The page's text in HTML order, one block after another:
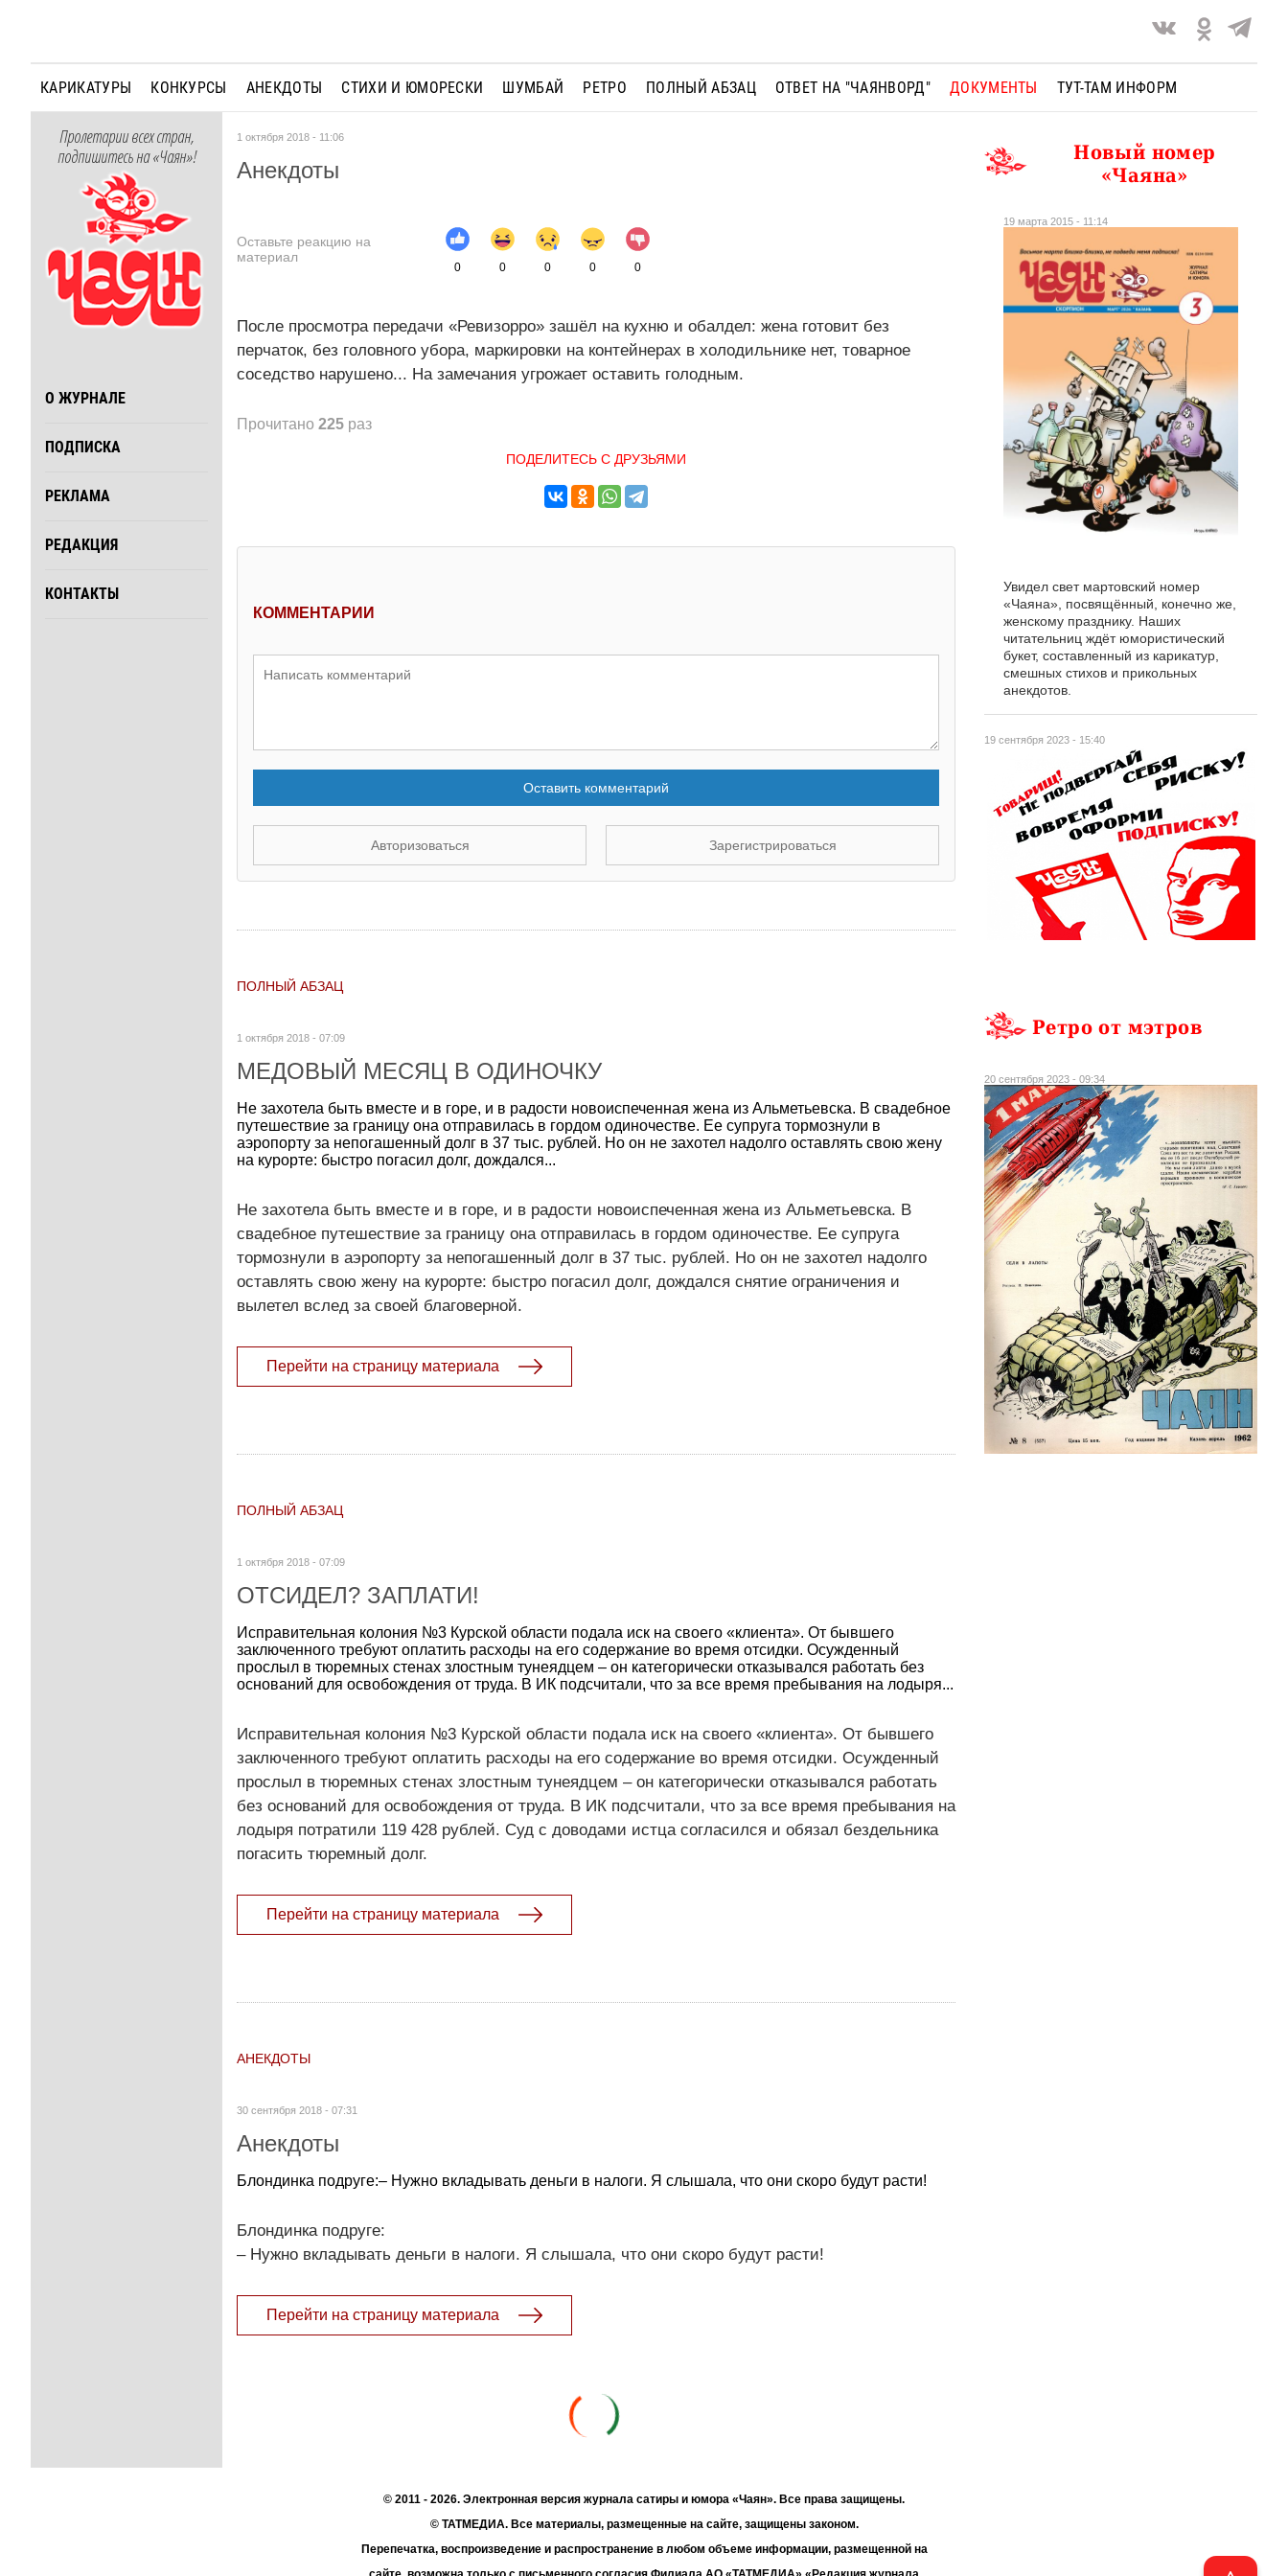
КАРИКАТУРЫ КОНКУРСЫ АНЕКДОТЫ СТИХИ И ЮМОРЕСКИ ШУМБАЙ РЕТРО ПОЛНЫЙ АБЗАЦ ОТВЕТ НА "ЧАЯНВОРД" ДОКУМЕНТЫ ТУТ-ТАМ ИНФОРМ
Пролетарии всех стран,
подпишитесь на «Чаян»!
О ЖУРНАЛЕ
ПОДПИСКА
РЕКЛАМА
РЕДАКЦИЯ
КОНТАКТЫ
1 октября 2018 - 11:06
Анекдоты
Оставьте реакцию на
материал
0 0 0 0 0
После просмотра передачи «Ревизорро» зашёл на кухню и обалдел: жена готовит без
перчаток, без головного убора, маркировки на контейнерах в холодильнике нет, товарное
соседство нарушено... На замечания угрожает оставить голодным.
Прочитано 225 раз
ПОДЕЛИТЕСЬ С ДРУЗЬЯМИ
КОММЕНТАРИИ
Оставить комментарий
Авторизоваться Зарегистрироваться
ПОЛНЫЙ АБЗАЦ
1 октября 2018 - 07:09
МЕДОВЫЙ МЕСЯЦ В ОДИНОЧКУ
Не захотела быть вместе и в горе, и в радости новоиспеченная жена из Альметьевска. В свадебное
путешествие за границу она отправилась в гордом одиночестве. Ее супруга тормознули в
аэропорту за непогашенный долг в 37 тыс. рублей. Но он не захотел надолго оставлять свою жену
на курорте: быстро погасил долг, дождался...
Не захотела быть вместе и в горе, и в радости новоиспеченная жена из Альметьевска. В
свадебное путешествие за границу она отправилась в гордом одиночестве. Ее супруга
тормознули в аэропорту за непогашенный долг в 37 тыс. рублей. Но он не захотел надолго
оставлять свою жену на курорте: быстро погасил долг, дождался снятие ограничения и
вылетел вслед за своей благоверной.
Перейти на страницу материала
ПОЛНЫЙ АБЗАЦ
1 октября 2018 - 07:09
ОТСИДЕЛ? ЗАПЛАТИ!
Исправительная колония №3 Курской области подала иск на своего «клиента». От бывшего
заключенного требуют оплатить расходы на его содержание во время отсидки. Осужденный
прослыл в тюремных стенах злостным тунеядцем – он категорически отказывался работать без
оснований для освобождения от труда. В ИК подсчитали, что за все время пребывания на лодыря...
Исправительная колония №3 Курской области подала иск на своего «клиента». От бывшего
заключенного требуют оплатить расходы на его содержание во время отсидки. Осужденный
прослыл в тюремных стенах злостным тунеядцем – он категорически отказывался работать
без оснований для освобождения от труда. В ИК подсчитали, что за все время пребывания на
лодыря потратили 119 428 рублей. Суд с доводами истца согласился и обязал бездельника
погасить тюремный долг.
Перейти на страницу материала
АНЕКДОТЫ
30 сентября 2018 - 07:31
Анекдоты
Блондинка подруге:– Нужно вкладывать деньги в налоги. Я слышала, что они скоро будут расти!
Блондинка подруге:
– Нужно вкладывать деньги в налоги. Я слышала, что они скоро будут расти!
Перейти на страницу материала
19 сентября 2023 - 15:40
Новый номер
«Чаяна»
19 марта 2015 - 11:14
Увидел свет мартовский номер
«Чаяна», посвящённый, конечно же,
женскому празднику. Наших
читательниц ждёт юмористический
букет, составленный из карикатур,
смешных стихов и прикольных
анекдотов.
Ретро от мэтров
20 сентября 2023 - 09:34
© 2011 - 2026. Электронная версия журнала сатиры и юмора «Чаян». Все права защищены.
© ТАТМЕДИА. Все материалы, размещенные на сайте, защищены законом.
Перепечатка, воспроизведение и распространение в любом объеме информации, размещенной на